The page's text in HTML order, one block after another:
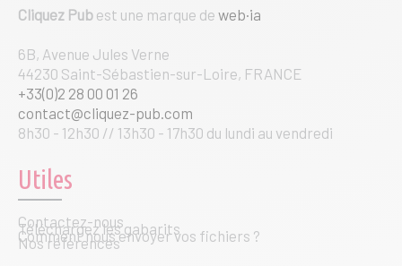
Cliquez Pub est une marque de web·ia
6B, Avenue Jules Verne
44230 Saint-Sébastien-sur-Loire, FRANCE
+33(0)2 28 00 01 26
contact@cliquez-pub.com
8h30 - 12h30 // 13h30 - 17h30 du lundi au vendredi
Utiles
Contactez-nous
Téléchargez les gabarits
Comment nous envoyer vos fichiers ?
Nos références